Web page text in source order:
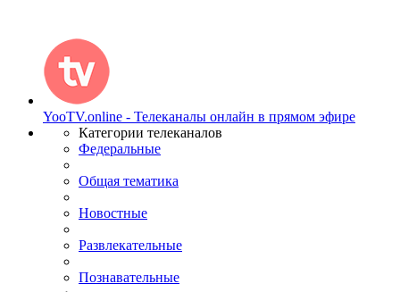
YooTV.online - Телеканалы онлайн в прямом эфире
Категории телеканалов
Федеральные
Общая тематика
Новостные
Развлекательные
Познавательные